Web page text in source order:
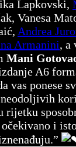
Lapkovski,
Vanesa
Andrea
Armanini, a
Mani
A6
vas ponese
rijetku
i